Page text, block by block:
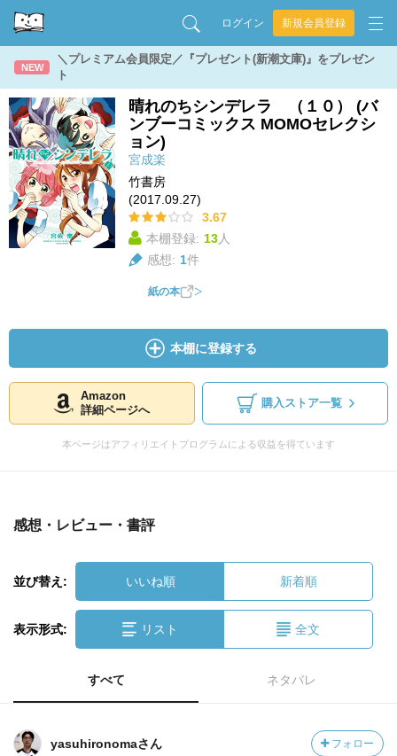
ログイン 新規会員登録
NEW
＼プレミアム会員限定／『プレゼント(新潮文庫)』をプレゼン
ト
晴れのちシンデレラ （１０） (バ
ンブーコミックス MOMOセレクシ
ョン)
宮成楽
竹書房
(2017.09.27)
3.67
本棚登録: 13人
感想: 1件
紙の本
本棚に登録する
Amazon
詳細ページへ
購入ストア一覧
本ページはアフィリエイトプログラムによる収益を得ています
感想・レビュー・書評
並び替え: いいね順 新着順
表示形式: リスト 全文
すべて ネタバレ
yasuhironomaさん フォロー